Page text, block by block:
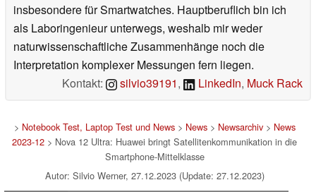
insbesondere für Smartwatches. Hauptberuflich bin ich
als Laboringenieur unterwegs, weshalb mir weder
naturwissenschaftliche Zusammenhänge noch die
Interpretation komplexer Messungen fern liegen.
Kontakt:
silvio39191, LinkedIn, Muck Rack
> Notebook Test, Laptop Test und News> News> Newsarchiv> News
2023-12 > Nova 12 Ultra: Huawei bringt Satellitenkommunikation in die
Smartphone-Mittelklasse
Autor: Silvio Werner, 27.12.2023 (Update: 27.12.2023)